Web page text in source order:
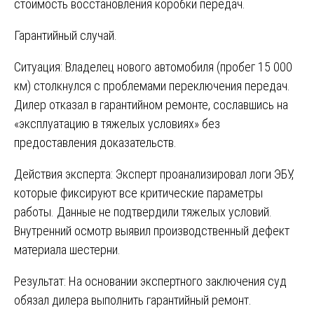
стоимость восстановления коробки передач.
Гарантийный случай.
Ситуация: Владелец нового автомобиля (пробег 15 000
км) столкнулся с проблемами переключения передач.
Дилер отказал в гарантийном ремонте, сославшись на
«эксплуатацию в тяжелых условиях» без
предоставления доказательств.
Действия эксперта: Эксперт проанализировал логи ЭБУ,
которые фиксируют все критические параметры
работы. Данные не подтвердили тяжелых условий.
Внутренний осмотр выявил производственный дефект
материала шестерни.
Результат: На основании экспертного заключения суд
обязал дилера выполнить гарантийный ремонт.